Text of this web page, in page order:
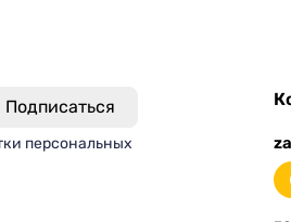
персональных